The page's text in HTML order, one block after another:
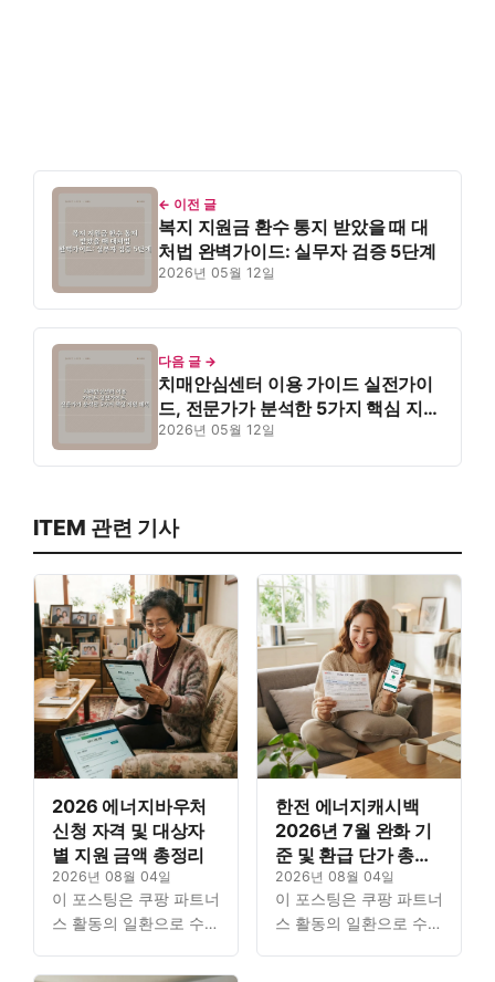
← 이전 글
복지 지원금 환수 통지 받았을 때 대
처법 완벽가이드: 실무자 검증 5단계
2026년 05월 12일
다음 글 →
치매안심센터 이용 가이드 실전가이
드, 전문가가 분석한 5가지 핵심 지원
혜택
2026년 05월 12일
ITEM 관련 기사
2026 에너지바우처
신청 자격 및 대상자
별 지원 금액 총정리
2026년 08월 04일
이 포스팅은 쿠팡 파트너
스 활동의 일환으로 수수
다. Contents1. 청년 부
한전 에너지캐시백
2026년 7월 완화 기
준 및 환급 단가 총정
리
2026년 08월 04일
이 포스팅은 쿠팡 파트너
스 활동의 일환으로 수수